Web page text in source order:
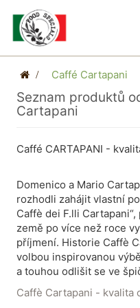
> Caffé Cartapani
Seznam produktů
Cartapani
Caffé CARTAPANI -
Domenico a Mario
rozhodli zahájit vlastní
Caffè dei F.lli
země po více než roce
příjmení. Historie Caffè
volbou inspirovanou
a touhou odlišit se ve
Caffè Cartapani - kvalita